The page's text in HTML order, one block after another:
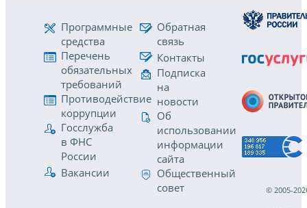
Программные
средства
Перечень
обязательных
требований
Противодействие
коррупции
Госслужба
в ФНС
России
Вакансии
Обратная
связь
Контакты
Подписка
на
новости
Об
использовании
информации
сайта
Общественный
совет
© 2005-